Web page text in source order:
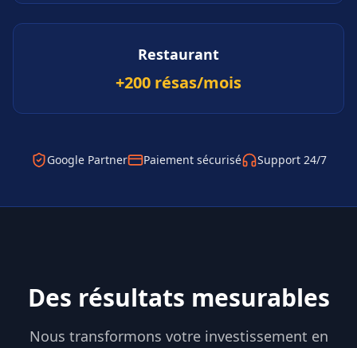
Restaurant
+200 résas/mois
Google Partner Paiement sécurisé Support 24/7
Des résultats mesurables
Nous transformons votre investissement en